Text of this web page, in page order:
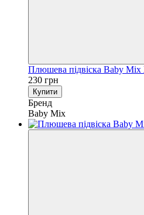
Плюшева підвіска Baby Mix
230 грн
Купити
Бренд
Baby Mix